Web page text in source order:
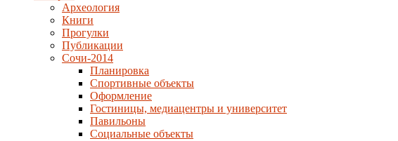
Археология
Книги
Прогулки
Публикации
Сочи-2014
Планировка
Спортивные объекты
Оформление
Гостиницы, медиацентры и университет
Павильоны
Социальные объекты